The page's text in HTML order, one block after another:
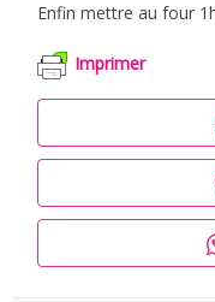
Enfin mettre au four
Imprimer